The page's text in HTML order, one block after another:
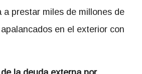
a prestar miles de millones de
en el exterior con